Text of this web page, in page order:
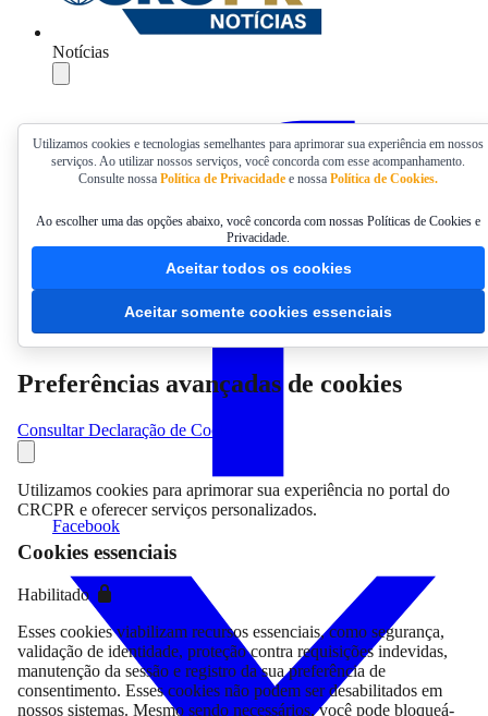
Notícias
Compartilhar
Facebook
Utilizamos cookies e tecnologias semelhantes para aprimorar sua experiência em nossos
serviços. Ao utilizar nossos serviços, você concorda com esse acompanhamento.
Consulte nossa Política de Privacidade e nossa Política de Cookies.
Ao escolher uma das opções abaixo, você concorda com nossas Políticas de Cookies e
Privacidade.
Aceitar todos os cookies
Aceitar somente cookies essenciais
Preferências avançadas de cookies
Consultar Declaração de Cookies
Utilizamos cookies para aprimorar sua experiência no portal do
CRCPR e oferecer serviços personalizados.
Cookies essenciais
Habilitado
Esses cookies viabilizam recursos essenciais, como segurança,
validação de identidade, proteção contra requisições indevidas,
manutenção da sessão e registro da sua preferência de
consentimento. Esses cookies não podem ser desabilitados em
nossos sistemas. Mesmo sendo necessários, você pode bloqueá-